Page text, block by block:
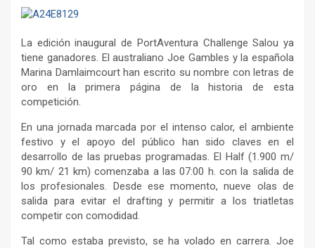
La edición inaugural de PortAventura Challenge Salou ya
tiene ganadores. El australiano Joe Gambles y la española
Marina Damlaimcourt han escrito su nombre con letras de
oro en la primera página de la historia de esta
competición.
En una jornada marcada por el intenso calor, el ambiente
festivo y el apoyo del público han sido claves en el
desarrollo de las pruebas programadas. El Half (1.900 m/
90 km/ 21 km) comenzaba a las 07:00 h. con la salida de
los profesionales. Desde ese momento, nueve olas de
salida para evitar el drafting y permitir a los triatletas
competir con comodidad.
Tal como estaba previsto, se ha volado en carrera. Joe